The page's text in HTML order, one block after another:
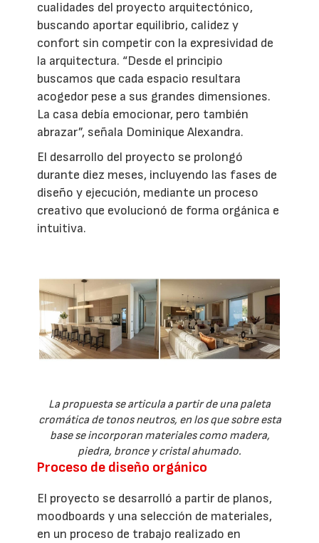
cualidades del proyecto arquitectónico,
buscando aportar equilibrio, calidez y
confort sin competir con la expresividad de
la arquitectura. “Desde el principio
buscamos que cada espacio resultara
acogedor pese a sus grandes dimensiones.
La casa debía emocionar, pero también
abrazar”, señala Dominique Alexandra.
El desarrollo del proyecto se prolongó
durante diez meses, incluyendo las fases de
diseño y ejecución, mediante un proceso
creativo que evolucionó de forma orgánica e
intuitiva.
La propuesta se articula a partir de una paleta
cromática de tonos neutros, en los que sobre esta
base se incorporan materiales como madera,
piedra, bronce y cristal ahumado.
Proceso de diseño orgánico
El proyecto se desarrolló a partir de planos,
moodboards y una selección de materiales,
en un proceso de trabajo realizado en